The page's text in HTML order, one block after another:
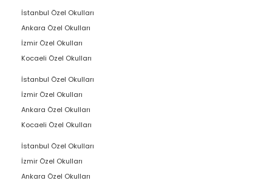
İstanbul Özel Okulları
Ankara Özel Okulları
İzmir Özel Okulları
Kocaeli Özel Okulları
İstanbul Özel Okulları
İzmir Özel Okulları
Ankara Özel Okulları
Kocaeli Özel Okulları
İstanbul Özel Okulları
İzmir Özel Okulları
Ankara Özel Okulları